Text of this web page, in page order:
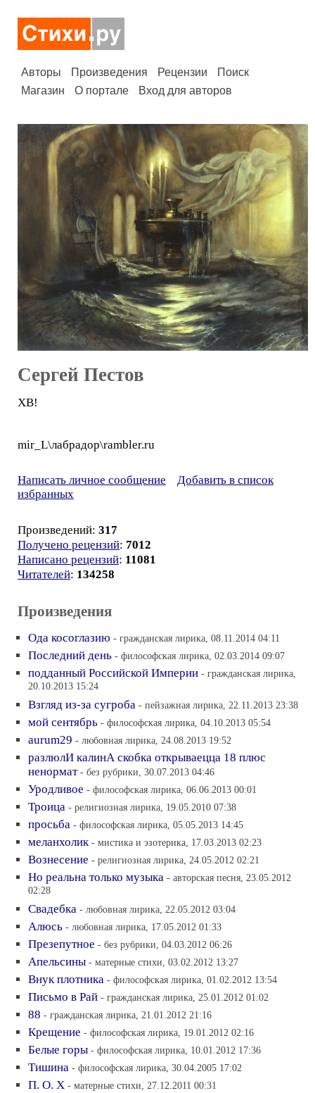
Авторы Произведения Рецензии
Поиск
Магазин
О портале Вход для авторов
Сергей Пестов
ХВ!
mir_L\лабрадор\rambler.ru
Написать личное сообщение
Добавить в список
избранных
Произведений: 317
Получено рецензий: 7012
Написано рецензий: 11081
Читателей: 134258
Произведения
Ода косоглазию - гражданская лирика, 08.11.2014 04:11
Последний день - философская лирика, 02.03.2014 09:07
подданный Российской Империи - гражданская лирика,
20.10.2013 15:24
Взгляд из-за сугроба - пейзажная лирика, 22.11.2013 23:38
мой сентябрь - философская лирика, 04.10.2013 05:54
aurum29 - любовная лирика, 24.08.2013 19:52
разлюлИ калинА скобка открываецца 18 плюс
ненормат - без рубрики, 30.07.2013 04:46
Уродливое - философская лирика, 06.06.2013 00:01
Троица - религиозная лирика, 19.05.2010 07:38
просьба - философская лирика, 05.05.2013 14:45
меланхолик - мистика и эзотерика, 17.03.2013 02:23
Вознесение - религиозная лирика, 24.05.2012 02:21
Но реальна только музыка - авторская песня, 23.05.2012
02:28
Свадебка - любовная лирика, 22.05.2012 03:04
Алюсь - любовная лирика, 17.05.2012 01:33
Презепутное - без рубрики, 04.03.2012 06:26
Апельсины - матерные стихи, 03.02.2012 13:27
Внук плотника - философская лирика, 01.02.2012 13:54
Письмо в Рай - гражданская лирика, 25.01.2012 01:02
88 - гражданская лирика, 21.01.2012 21:16
Крещение - философская лирика, 19.01.2012 02:16
Белые горы - философская лирика, 10.01.2012 17:36
Тишина - философская лирика, 30.04.2005 17:02
П. О. Х - матерные стихи, 27.12.2011 00:31